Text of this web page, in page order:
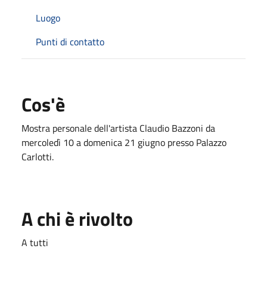
Luogo
Punti di contatto
Cos'è
Mostra personale dell'artista Claudio Bazzoni da
mercoledì 10 a domenica 21 giugno presso Palazzo
Carlotti.
A chi è rivolto
A tutti